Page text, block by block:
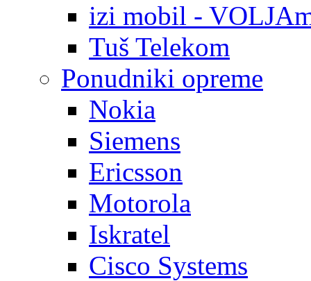
izi mobil -
Tuš Telekom
Ponudniki opreme
Nokia
Siemens
Ericsson
Motorola
Iskratel
Cisco Systems